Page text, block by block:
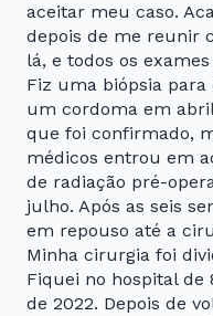
aceitar meu caso.
depois de me reunir
lá, e todos os
Fiz uma biópsia
um cordoma em
que foi confirmado,
médicos entrou em
de radiação pré-
julho. Após as seis
em repouso até a
Minha cirurgia foi
Fiquei no hospital de
de 2022. Depois de